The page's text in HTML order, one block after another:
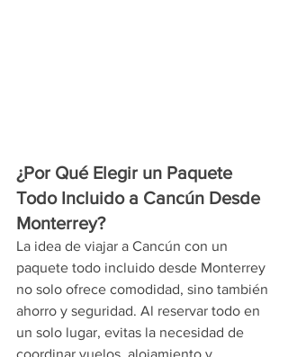
¿Por Qué Elegir un Paquete
Todo Incluido a Cancún Desde
Monterrey?
La idea de viajar a Cancún con un
paquete todo incluido desde Monterrey
no solo ofrece comodidad, sino también
ahorro y seguridad. Al reservar todo en
un solo lugar, evitas la necesidad de
coordinar vuelos, alojamiento y